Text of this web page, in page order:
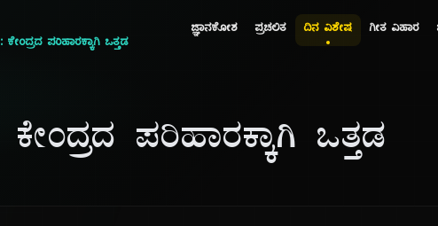
ಜ್ಞಾನಕೋಶ ಪ್ರಚಲಿತ ದಿನ ವಿಶೇಷ ಗೀತ ವಿಹಾರ
ಪರಿಹಾರಕ್ಕಾಗಿ ಒತ್ತಡ
ಪರಿಹಾರಕ್ಕಾಗಿ ಒತ್ತಡ